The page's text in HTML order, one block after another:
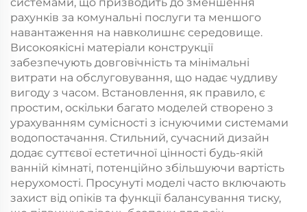
рахунків за комунальні послуги та меншого
навантаження на навколишнє середовище.
Високоякісні матеріали конструкції
забезпечують довговічність та мінімальні
витрати на обслуговування, що надає чудливу
вигоду з часом. Встановлення, як правило, є
простим, оскільки багато моделей створено з
урахуванням сумісності з існуючими системами
водопостачання. Стильний, сучасний дизайн
додає суттєвої естетичної цінності будь-якій
ванній кімнаті, потенційно збільшуючи вартість
нерухомості. Просунуті моделі часто включають
захист від опіків та функції балансування тиску,